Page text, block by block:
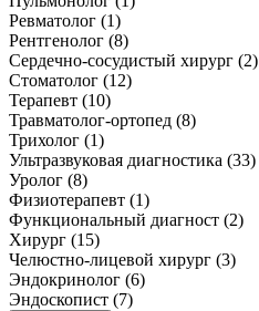
Ревматолог (1)
Рентгенолог (8)
Сердечно-сосудистый хирург (2)
Стоматолог (12)
Терапевт (10)
Травматолог-ортопед (8)
Трихолог (1)
Ультразвуковая диагностика (33)
Уролог (8)
Физиотерапевт (1)
Функциональный диагност (2)
Хирург (15)
Челюстно-лицевой хирург (3)
Эндокринолог (6)
Эндоскопист (7)